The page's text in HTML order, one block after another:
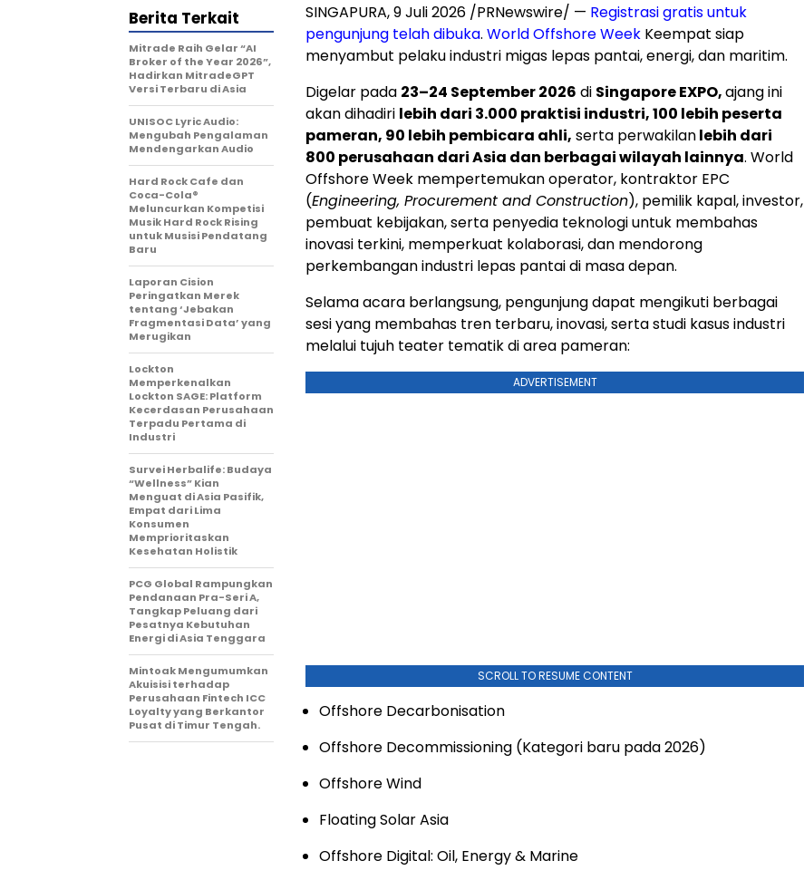
SINGAPURA, 9 Juli 2026 /PRNewswire/ — Registrasi gratis untuk
pengunjung telah dibuka. World Offshore Week Keempat siap
menyambut pelaku industri migas lepas pantai, energi, dan maritim.
Digelar pada 23–24 September 2026 di Singapore EXPO,ajang ini
akan dihadiri lebih dari 3.000 praktisi industri, 100 lebih peserta
pameran, 90 lebih pembicara ahli, serta perwakilanlebih dari
800 perusahaan dari Asia dan berbagai wilayah lainnya. World
Offshore Week mempertemukan operator, kontraktor EPC
(Engineering, Procurement and Construction), pemilik kapal, investor,
pembuat kebijakan, serta penyedia teknologi untuk membahas
inovasi terkini, memperkuat kolaborasi, dan mendorong
perkembangan industri lepas pantai di masa depan.
Selama acara berlangsung, pengunjung dapat mengikuti berbagai
sesi yang membahas tren terbaru, inovasi, serta studi kasus industri
melalui tujuh teater tematik di area pameran:
ADVERTISEMENT
SCROLL TO RESUME CONTENT
Offshore Decarbonisation
Offshore Decommissioning (Kategori baru pada 2026)
Offshore Wind
Floating Solar Asia
Offshore Digital: Oil, Energy & Marine
Berita Terkait
Mitrade Raih Gelar “AI
Broker of the Year 2026”,
Hadirkan MitradeGPT
Versi Terbaru di Asia
UNISOC Lyric Audio:
Mengubah Pengalaman
Mendengarkan Audio
Hard Rock Cafe dan
Coca-Cola®
Meluncurkan Kompetisi
Musik Hard Rock Rising
untuk Musisi Pendatang
Baru
Laporan Cision
Peringatkan Merek
tentang ‘Jebakan
Fragmentasi Data’ yang
Merugikan
Lockton
Memperkenalkan
Lockton SAGE: Platform
Kecerdasan Perusahaan
Terpadu Pertama di
Industri
Survei Herbalife: Budaya
“Wellness” Kian
Menguat di Asia Pasifik,
Empat dari Lima
Konsumen
Memprioritaskan
Kesehatan Holistik
PCG Global Rampungkan
Pendanaan Pra-Seri A,
Tangkap Peluang dari
Pesatnya Kebutuhan
Energi di Asia Tenggara
Mintoak Mengumumkan
Akuisisi terhadap
Perusahaan Fintech ICC
Loyalty yang Berkantor
Pusat di Timur Tengah.